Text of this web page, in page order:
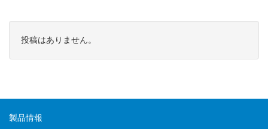
投稿はありません。
製品情報